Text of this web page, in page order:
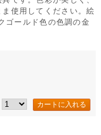
使用してください。絵
ゴールド色の色調の金